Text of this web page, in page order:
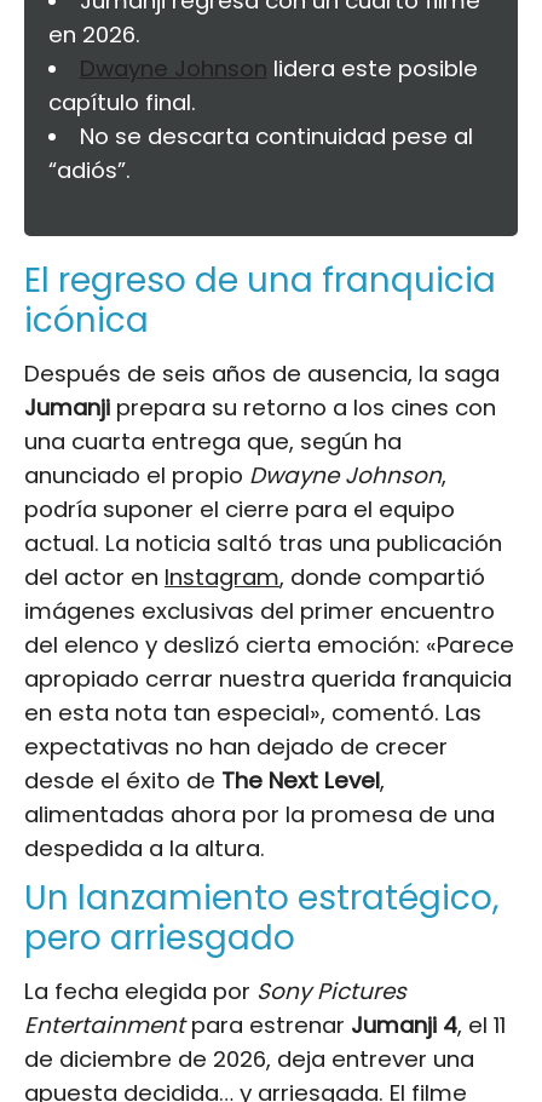
en 2026.
Dwayne Johnson lidera este posible
capítulo final.
No se descarta continuidad pese al
“adiós”.
El regreso de una franquicia
icónica
Después de seis años de ausencia, la saga
Jumanji prepara su retorno a los cines con
una cuarta entrega que, según ha
anunciado el propio Dwayne Johnson,
podría suponer el cierre para el equipo
actual. La noticia saltó tras una publicación
del actor en Instagram, donde compartió
imágenes exclusivas del primer encuentro
del elenco y deslizó cierta emoción: «Parece
apropiado cerrar nuestra querida franquicia
en esta nota tan especial», comentó. Las
expectativas no han dejado de crecer
desde el éxito de The Next Level,
alimentadas ahora por la promesa de una
despedida a la altura.
Un lanzamiento estratégico,
pero arriesgado
La fecha elegida por Sony Pictures
Entertainmentpara estrenar Jumanji 4, el 11
de diciembre de 2026, deja entrever una
apuesta decidida… y arriesgada. El filme